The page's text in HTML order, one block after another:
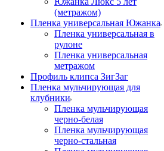
(метражом)
Пленка универсальная Южанка
Пленка универсальная в
рулоне
Пленка универсальная
метражом
Профиль клипса ЗигЗаг
Пленка мульчирующая для
клубники
Пленка мульчирующая
черно-белая
Пленка мульчирующая
черно-стальная